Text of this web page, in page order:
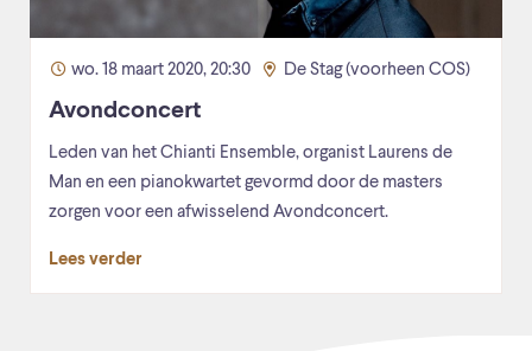
wo. 18 maart 2020, 20:30 De Stag (voorheen COS)
Avondconcert
Leden van het Chianti Ensemble, organist Laurens de
Man en een pianokwartet gevormd door de masters
zorgen voor een afwisselend Avondconcert.
Lees verder